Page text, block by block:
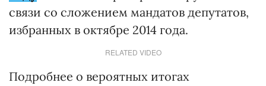
связи со сложением мандатов депутатов,
избранных в октябре 2014 года.
RELATED VIDEO
Подробнее о вероятных итогах